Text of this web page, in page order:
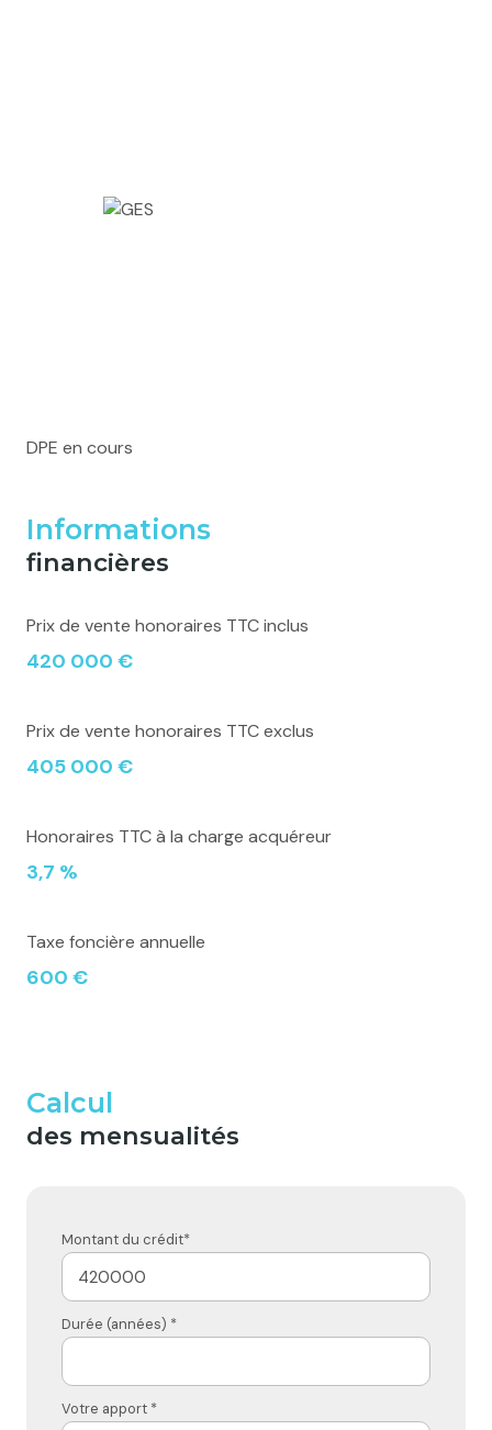
DPE en cours
Informations
financières
Prix de vente honoraires TTC inclus
420 000 €
Prix de vente honoraires TTC exclus
405 000 €
Honoraires TTC à la charge acquéreur
3,7 %
Taxe foncière annuelle
600 €
Calcul
des mensualités
Montant du crédit*
Durée (années) *
Votre apport *